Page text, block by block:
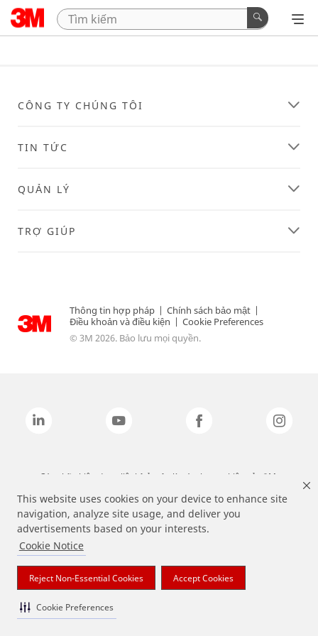
This website uses cookies on your device to enhance site
navigation, analyze site usage, and deliver you
advertisements based on your interests.
Cookie Notice
Reject Non-Essential Cookies Accept Cookies
Cookie Preferences
CÔNG TY CHÚNG TÔI
TIN TỨC
QUẢN LÝ
TRỢ GIÚP
Thông tin hợp pháp | Chính sách bảo mật |
Điều khoản và điều kiện | Cookie Preferences
© 3M 2026. Bảo lưu mọi quyền.
Các nhãn hiệu được liệt kê ở trên là các thương hiệu của 3M.